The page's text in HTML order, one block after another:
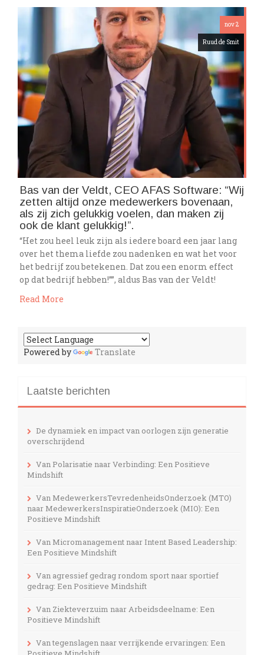
nov 2
Ruud de Smit
Bas van der Veldt, CEO AFAS Software: “Wij
zetten altijd onze medewerkers bovenaan,
als zij zich gelukkig voelen, dan maken zij
ook de klant gelukkig!”.
“Het zou heel leuk zijn als iedere board een jaar lang
over het thema liefde zou nadenken en wat het voor
het bedrijf zou betekenen. Dat zou een enorm effect
op dat bedrijf hebben!””, aldus Bas van der Veldt!
Read More
Powered by Translate
Laatste berichten
De dynamiek en impact van oorlogen zijn generatie
overschrijdend
Van Polarisatie naar Verbinding: Een Positieve
Mindshift
Van MedewerkersTevredenheidsOnderzoek (MTO)
naar MedewerkersInspiratieOnderzoek (MIO): Een
Positieve Mindshift
Van Micromanagement naar Intent Based Leadership:
Een Positieve Mindshift
Van agressief gedrag rondom sport naar sportief
gedrag: Een Positieve Mindshift
Van Ziekteverzuim naar Arbeidsdeelname: Een
Positieve Mindshift
Van tegenslagen naar verrijkende ervaringen: Een